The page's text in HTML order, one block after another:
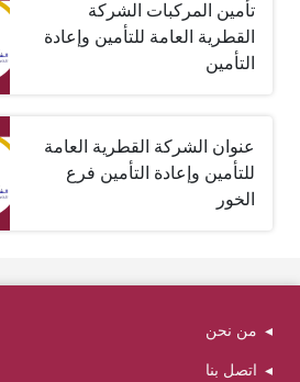
تأمين المركبات الشركة
القطرية العامة للتأمين وإعادة
التأمين
عنوان الشركة القطرية العامة
للتأمين وإعادة التأمين فرع
الخور
من نحن
اتصل بنا